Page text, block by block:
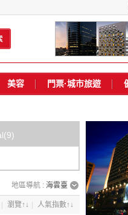
美容 門票·城市旅遊
地區導航 : 海雲臺
瀏覽↑ ↓ 人氣指數↑ ↓